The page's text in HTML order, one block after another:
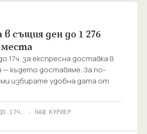
същия ден до 1 276
места
17ч. за експресна доставка в
— където доставяме. За по-
избирате удобна дата от
17Ч. · НАШ КУРИЕР